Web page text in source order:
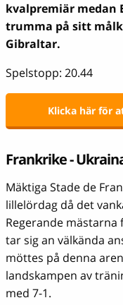
kvalpremiär medan
trumma på sitt
Gibraltar.
Spelstopp: 20.44
Klicka här för
Frankrike -
Mäktiga Stade de
lillelördag då det
Regerande mästarna
tar sig an välkända
möttes på denna
landskampen av
med 7-1.